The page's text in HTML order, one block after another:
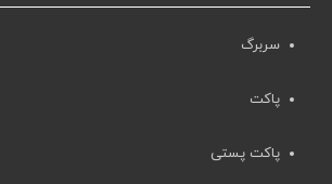
سربرگ
پاکت
پاکت پستی